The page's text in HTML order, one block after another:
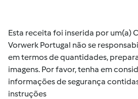
Esta receita foi inserida por um(a)
Vorwerk Portugal não se
em termos de quantidades,
imagens. Por favor, tenha em
informações de segurança
instruções